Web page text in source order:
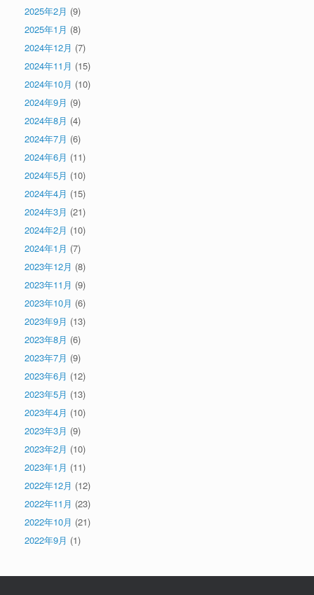
2025年2月 (9)
2025年1月 (8)
2024年12月 (7)
2024年11月 (15)
2024年10月 (10)
2024年9月 (9)
2024年8月 (4)
2024年7月 (6)
2024年6月 (11)
2024年5月 (10)
2024年4月 (15)
2024年3月 (21)
2024年2月 (10)
2024年1月 (7)
2023年12月 (8)
2023年11月 (9)
2023年10月 (6)
2023年9月 (13)
2023年8月 (6)
2023年7月 (9)
2023年6月 (12)
2023年5月 (13)
2023年4月 (10)
2023年3月 (9)
2023年2月 (10)
2023年1月 (11)
2022年12月 (12)
2022年11月 (23)
2022年10月 (21)
2022年9月 (1)